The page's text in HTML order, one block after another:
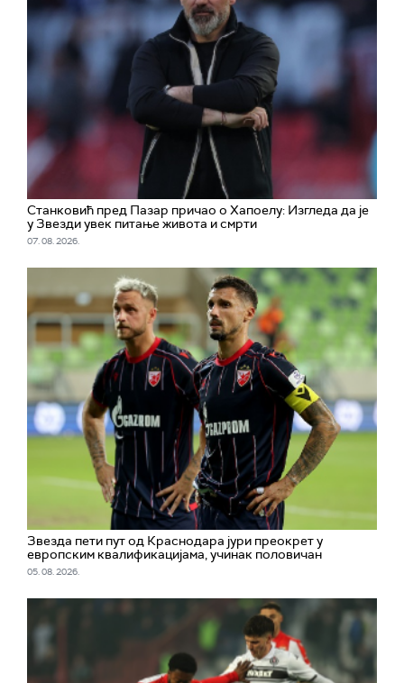
Станковић пред Пазар причао о Хапоелу: Изгледа да је
у Звезди увек питање живота и смрти
07. 08. 2026.
Звезда пети пут од Краснодара јури преокрет у
европским квалификацијама, учинак половичан
05. 08. 2026.